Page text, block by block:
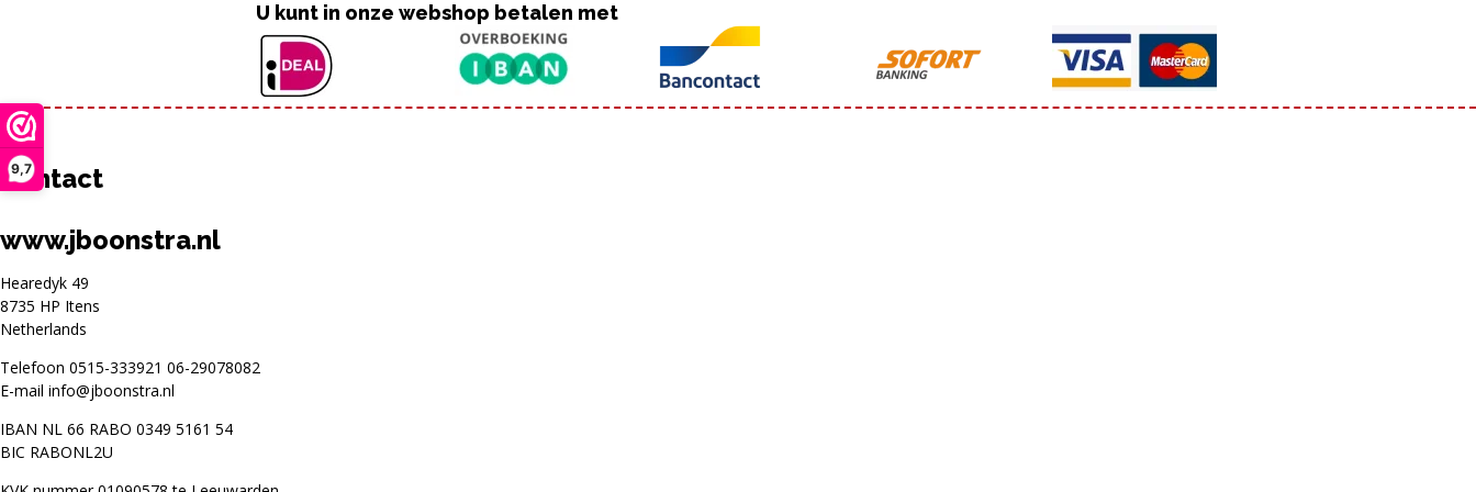
9,7
U kunt in onze webshop betalen met
Contact
www.jboonstra.nl
Hearedyk 49
8735 HP Itens
Netherlands
Telefoon 0515-333921 06-29078082
E-mail info@jboonstra.nl
IBAN NL 66 RABO 0349 5161 54
BIC RABONL2U